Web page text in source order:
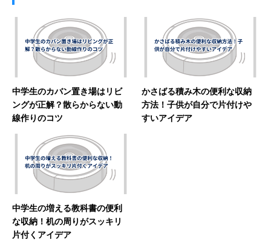
中学生のカバン置き場はリビ
ングが正解？散らからない動
線作りのコツ
かさばる積み木の便利な収納
方法！子供が自分で片付けや
すいアイデア
中学生の増える教科書の便利
な収納！机の周りがスッキリ
片付くアイデア